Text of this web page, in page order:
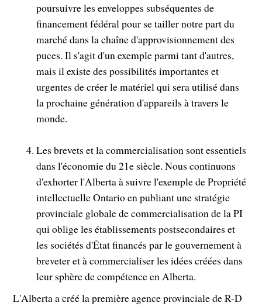
poursuivre les enveloppes subséquentes de
financement fédéral pour se tailler notre part du
marché dans la chaîne d'approvisionnement des
puces. Il s'agit d'un exemple parmi tant d'autres,
mais il existe des possibilités importantes et
urgentes de créer le matériel qui sera utilisé dans
la prochaine génération d'appareils à travers le
monde.
Les brevets et la commercialisation sont essentiels
dans l'économie du 21e siècle. Nous continuons
d'exhorter l'Alberta à suivre l'exemple de Propriété
intellectuelle Ontario en publiant une stratégie
provinciale globale de commercialisation de la PI
qui oblige les établissements postsecondaires et
les sociétés d'État financés par le gouvernement à
breveter et à commercialiser les idées créées dans
leur sphère de compétence en Alberta.
L'Alberta a créé la première agence provinciale de R-D